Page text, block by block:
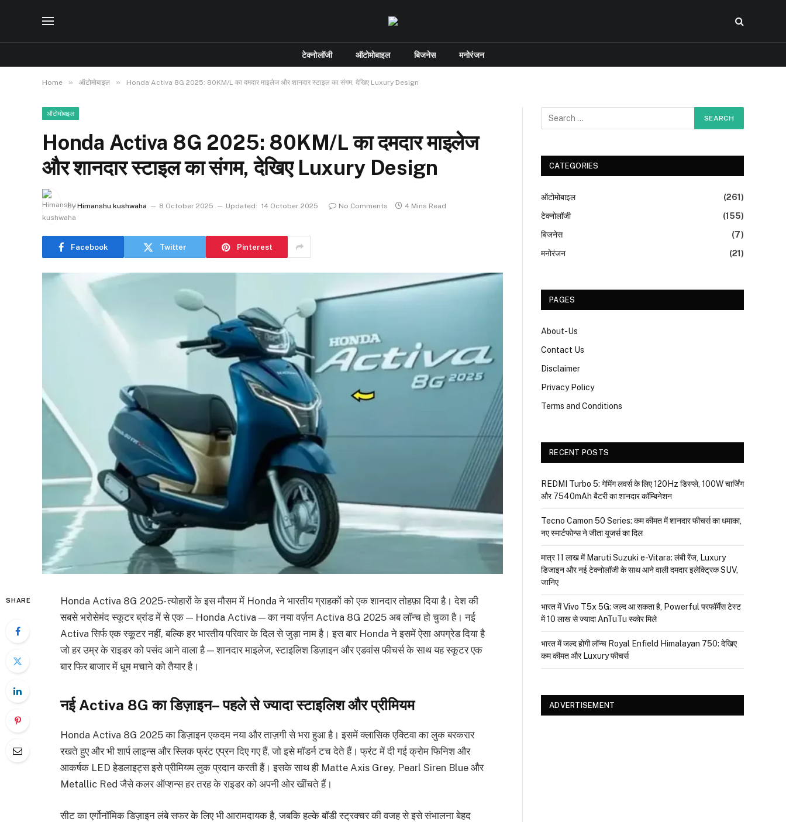
टेक्नोलॉजी ऑटोमोबाइल बिजनेस मनोरंजन
Home » ऑटोमोबाइल » Honda Activa 8G 2025: 80KM/L का दमदार माइलेज और शानदार स्टाइल का संगम, देखिए Luxury Design
ऑटोमोबाइल
Honda Activa 8G 2025: 80KM/L का दमदार माइलेज
और शानदार स्टाइल का संगम, देखिए Luxury Design
By Himanshu kushwaha 8 October 2025 Updated: 14 October 2025 No Comments 4 Mins Read
Facebook Twitter Pinterest
SHARE
Honda Activa 8G 2025- त्योहारों के इस मौसम में Honda ने भारतीय ग्राहकों को एक शानदार तोहफ़ा दिया है। देश की
सबसे भरोसेमंद स्कूटर ब्रांड में से एक — Honda Activa — का नया वर्ज़न Activa 8G 2025 अब लॉन्च हो चुका है। नई
Activa सिर्फ एक स्कूटर नहीं, बल्कि हर भारतीय परिवार के दिल से जुड़ा नाम है। इस बार Honda ने इसमें ऐसा अपग्रेड दिया है
जो हर उम्र के राइडर को पसंद आने वाला है — शानदार माइलेज, स्टाइलिश डिज़ाइन और एडवांस फीचर्स के साथ यह स्कूटर एक
बार फिर बाजार में धूम मचाने को तैयार है।
नई Activa 8G का डिज़ाइन– पहले से ज्यादा स्टाइलिश और प्रीमियम
Honda Activa 8G 2025 का डिज़ाइन एकदम नया और ताज़गी से भरा हुआ है। इसमें क्लासिक एक्टिवा का लुक बरकरार
रखते हुए और भी शार्प लाइन्स और स्लिक फ्रंट एप्रन दिए गए हैं, जो इसे मॉडर्न टच देते हैं। फ्रंट में दी गई क्रोम फिनिश और
आकर्षक LED हेडलाइट्स इसे प्रीमियम लुक प्रदान करती हैं। इसके साथ ही Matte Axis Grey, Pearl Siren Blue और
Metallic Red जैसे कलर ऑप्शन्स हर तरह के राइडर को अपनी ओर खींचते हैं।
सीट का एर्गोनॉमिक डिज़ाइन लंबे सफर के लिए भी आरामदायक है, जबकि हल्के बॉडी स्ट्रक्चर की वजह से इसे संभालना बेहद
CATEGORIES
ऑटोमोबाइल
(261)
टेक्नोलॉजी
(155)
बिजनेस
(7)
मनोरंजन
(21)
PAGES
About-Us
Contact Us
Disclaimer
Privacy Policy
Terms and Conditions
RECENT POSTS
REDMI Turbo 5: गेमिंग लवर्स के लिए 120Hz डिस्प्ले, 100W चार्जिंग
और 7540mAh बैटरी का शानदार कॉम्बिनेशन
Tecno Camon 50 Series: कम कीमत में शानदार फीचर्स का धमाका,
नए स्मार्टफोन्स ने जीता यूजर्स का दिल
मात्र ₹11 लाख में Maruti Suzuki e-Vitara: लंबी रेंज, Luxury
डिजाइन और नई टेक्नोलॉजी के साथ आने वाली दमदार इलेक्ट्रिक SUV,
जानिए
भारत में Vivo T5x 5G: जल्द आ सकता है, Powerful परफॉर्मेंस टेस्ट
में 10 लाख से ज्यादा AnTuTu स्कोर मिले
भारत में जल्द होगी लॉन्च Royal Enfield Himalayan 750: देखिए
कम कीमत और Luxury फीचर्स
ADVERTISEMENT